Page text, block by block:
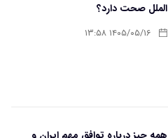
الملل صحت دارد؟
۱۴۰۵/۰۵/۱۶ ۱۳:۵۸